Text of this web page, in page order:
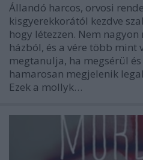
Állandó harcos, orvosi
kisgyerekkorától kezdve
hogy létezzen. Nem
házból, és a vére több mint
megtanulja, ha megsérül és
hamarosan megjelenik
Ezek a mollyk…